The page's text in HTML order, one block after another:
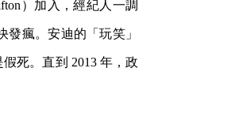
）加入，經紀人一調
瘋。安迪的「玩笑」
死。直到 2013 年，政